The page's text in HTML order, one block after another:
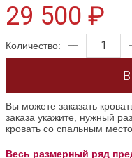
29 500 ₽
Количество:
Вы можете заказать
заказа укажите, нужный
кровать со спальным
Весь размерный ряд